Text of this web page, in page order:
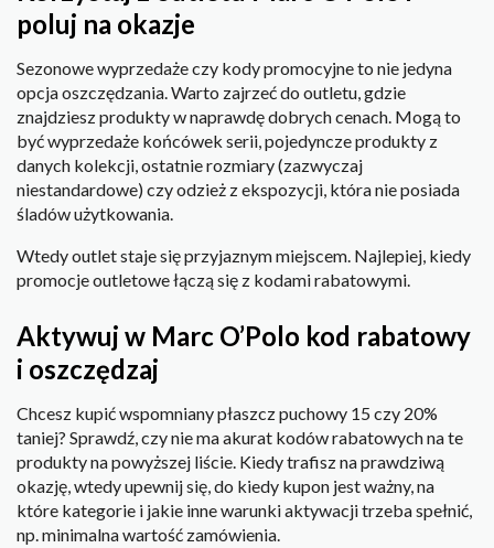
poluj na okazje
Sezonowe wyprzedaże czy kody promocyjne to nie jedyna
opcja oszczędzania. Warto zajrzeć do outletu, gdzie
znajdziesz produkty w naprawdę dobrych cenach. Mogą to
być wyprzedaże końcówek serii, pojedyncze produkty z
danych kolekcji, ostatnie rozmiary (zazwyczaj
niestandardowe) czy odzież z ekspozycji, która nie posiada
śladów użytkowania.
Wtedy outlet staje się przyjaznym miejscem. Najlepiej, kiedy
promocje outletowe łączą się z kodami rabatowymi.
Aktywuj w Marc O’Polo kod rabatowy
i oszczędzaj
Chcesz kupić wspomniany płaszcz puchowy 15 czy 20%
taniej? Sprawdź, czy nie ma akurat kodów rabatowych na te
produkty na powyższej liście. Kiedy trafisz na prawdziwą
okazję, wtedy upewnij się, do kiedy kupon jest ważny, na
które kategorie i jakie inne warunki aktywacji trzeba spełnić,
np. minimalna wartość zamówienia.